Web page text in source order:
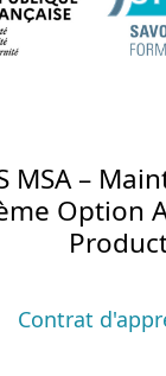
MSA –
Option
Contrat